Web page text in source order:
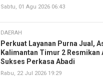
Sabtu, 01 Agu 2026 06:43
DAERAH
Perkuat Layanan Purna Jual,
Kalimantan Timur 2 Resmikan
Sukses Perkasa Abadi
Rabu, 22 Jul 2026 19:29